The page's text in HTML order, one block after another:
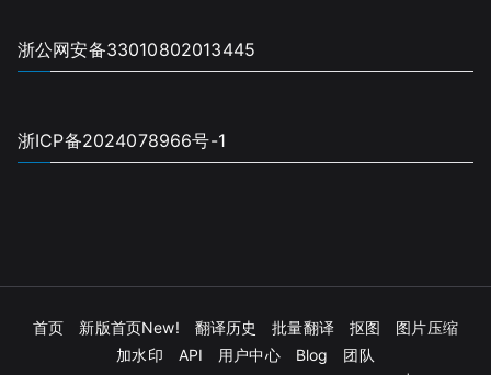
浙公网安备33010802013445
浙ICP备2024078966号-1
首页 新版首页New! 翻译历史 批量翻译 抠图
图片压缩
加水印
API 用户中心 Blog
团队